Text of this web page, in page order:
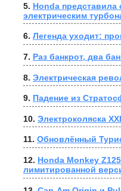
5. Honda
электрическим
6. Легенда уходит:
7. Раз банкрот, два
8. Электрическая
9. Падение из
10. Электроколяска
11. Обновлённый
12. Honda Monkey
лимитированной